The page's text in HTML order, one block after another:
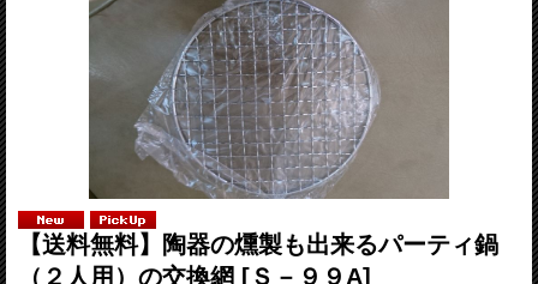
【送料無料】陶器の燻製も出来るパーティ鍋
（２人用）の交換網 [Ｓ－９９A]